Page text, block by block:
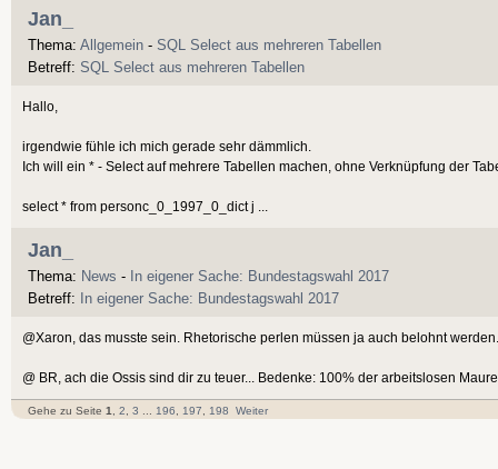
Jan_
Thema: Allgemein - SQL Select aus mehreren Tabellen
Betreff: SQL Select aus mehreren Tabellen
Hallo,
irgendwie fühle ich mich gerade sehr dämmlich.
Ich will ein * - Select auf mehrere Tabellen machen, ohne Verknüpfung der
select * from personc_0_1997_0_dict j ...
Jan_
Thema: News - In eigener Sache: Bundestagswahl 2017
Betreff:
In eigener Sache: Bundestagswahl 2017
@Xaron, das musste sein. Rhetorische perlen müssen ja auch belohnt werden.
@ BR, ach die Ossis sind dir zu teuer... Bedenke: 100% der arbeitslosen
Gehe zu Seite 1 2 3 196 197 198 Weiter